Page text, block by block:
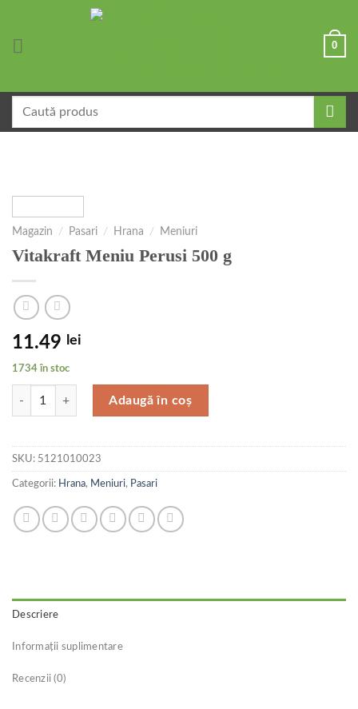
0
după:
Magazin / Pasari / Hrana / Meniuri
Vitakraft Meniu Perusi 500 g
11.49 lei
1734 în stoc
Cantitate Vitakraft Meniu Perusi 500 g
Adaugă în coș
SKU: 5121010023
Categorii: Hrana, Meniuri, Pasari
Descriere
Informații suplimentare
Recenzii (0)